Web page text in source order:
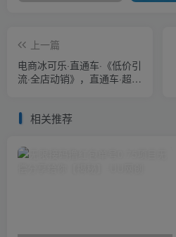
上一篇
电商冰可乐·直通车·《低价引
流·全店动销》，直通车·超高
相关推荐